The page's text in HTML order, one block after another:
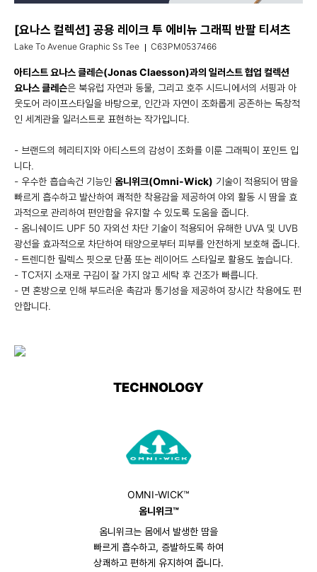
[요나스 컬렉션] 공용 레이크 투 에비뉴 그래픽 반팔 티셔츠
Lake To Avenue Graphic Ss Tee C63PM0537466
아티스트 요나스 클레슨(Jonas Claesson)과의 일러스트 협업 컬렉션
요나스 클레슨은 북유럽 자연과 동물, 그리고 호주 시드니에서의 서핑과 아
웃도어 라이프스타일을 바탕으로, 인간과 자연이 조화롭게 공존하는 독창적
인 세계관을 일러스트로 표현하는 작가입니다.
- 브랜드의 헤리티지와 아티스트의 감성이 조화를 이룬 그래픽이 포인트 입
니다.
- 우수한 흡습속건 기능인 옴니위크(Omni-Wick) 기술이 적용되어 땀을
빠르게 흡수하고 발산하여 쾌적한 착용감을 제공하여 야외 활동 시 땀을 효
과적으로 관리하여 편안함을 유지할 수 있도록 도움을 줍니다.
- 옴니쉐이드 UPF 50 자외선 차단 기술이 적용되어 유해한 UVA 및 UVB
광선을 효과적으로 차단하여 태양으로부터 피부를 안전하게 보호해 줍니다.
- 트렌디한 릴렉스 핏으로 단품 또는 레이어드 스타일로 활용도 높습니다.
- TC저지 소재로 구김이 잘 가지 않고 세탁 후 건조가 빠릅니다.
- 면 혼방으로 인해 부드러운 촉감과 통기성을 제공하여 장시간 착용에도 편
안합니다.
TECHNOLOGY
OMNI-WICK™
옴니위크™
옴니위크는 몸에서 발생한 땀을
빠르게 흡수하고, 증발하도록 하여
상쾌하고 편하게 유지하여 줍니다.